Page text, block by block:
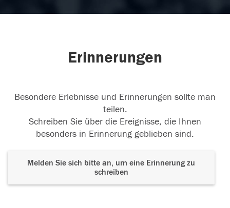
Erinnerungen
Besondere Erlebnisse und Erinnerungen sollte man
teilen.
Schreiben Sie über die Ereignisse, die Ihnen
besonders in Erinnerung geblieben sind.
Melden Sie sich bitte an, um eine Erinnerung zu
schreiben